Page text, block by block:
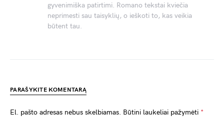
gyvenimiška patirtimi. Romano tekstai kviečia
neprimesti sau taisyklių, o ieškoti to, kas veikia
būtent tau.
PARAŠYKITE KOMENTARĄ
El. pašto adresas nebus skelbiamas. Būtini laukeliai pažymėti *